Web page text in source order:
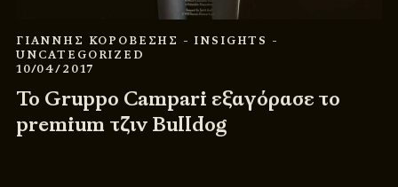
ΓΙΑΝΝΗΣ ΚΟΡΟΒΕΣΗΣ - INSIGHTS -
UNCATEGORIZED
10/04/2017
Το Gruppo Campari εξαγόρασε το
premium τζιν Bulldog